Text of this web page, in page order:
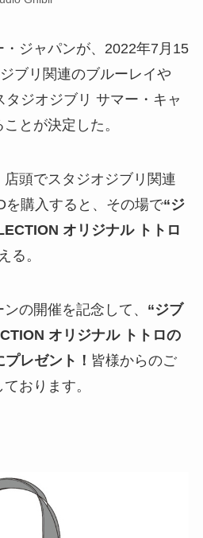
ジャパンが、2022年7月15
ブリ関連のブルーレイや
ジオジブリ サマー・キャ
とが決定した。
頭でスタジオジブリ関連
を購入すると、その場で“ジ
オリジナル トトロ
る。
の開催を記念して、 “ジブ
オリジナル トトロの
プレゼント！ 皆様からのご
おります。